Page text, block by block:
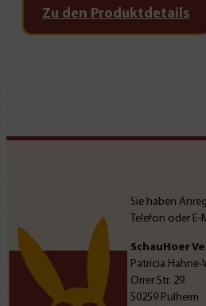
Zu den Produktdetails
Sie haben
Telefon oder
SchauHoer
Patricia Hahne-
Orrer Str. 29
50259 Pulheim